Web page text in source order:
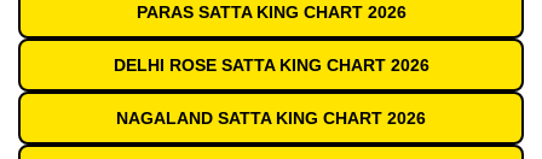
PARAS SATTA KING CHART 2026
DELHI ROSE SATTA KING CHART 2026
NAGALAND SATTA KING CHART 2026